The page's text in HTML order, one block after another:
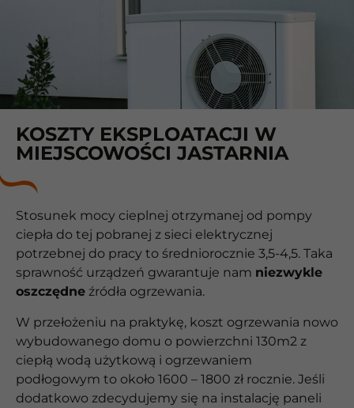
KOSZTY EKSPLOATACJI W
MIEJSCOWOŚCI JASTARNIA
Stosunek mocy cieplnej otrzymanej od pompy
ciepła do tej pobranej z sieci elektrycznej
potrzebnej do pracy to średniorocznie 3,5-4,5. Taka
sprawność urządzeń gwarantuje nam niezwykle
oszczędne źródła ogrzewania.
W przełożeniu na praktykę, koszt ogrzewania nowo
wybudowanego domu o powierzchni 130m2 z
ciepłą wodą użytkową i ogrzewaniem
podłogowym to około 1600 – 1800 zł rocznie. Jeśli
dodatkowo zdecydujemy się na instalację paneli